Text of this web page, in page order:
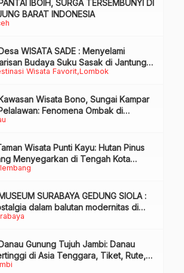
IBOIH, SURGA TERSEMBUNYI DI
BARAT INDONESIA
Wisata Favorit Lombok
WISATA SADE : Menyelami
Budaya Suku Sasak di Jantung
Wisata Bono, Sungai Kampar
Fenomena Ombak di
Sungai yang Mendunia, Review
Wisata Punti Kayu: Hutan Pinus
Menyegarkan di Tengah Kota
SURABAYA GEDUNG SIOLA :
dalam balutan modernitas di
kota pahlawan, Review & Info
Gunung Tujuh Jambi: Danau
di Asia Tenggara, Tiket, Rute,
Tarik & Tips Lengkap